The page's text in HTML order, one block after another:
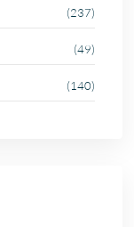
(237)
(49)
(140)